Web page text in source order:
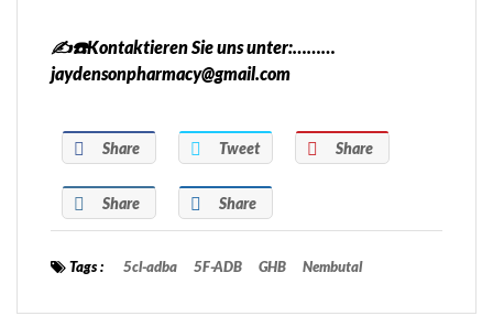
✍️☎️Kontaktieren Sie uns unter:………
jaydensonpharmacy@gmail.com
Share Tweet Share
Share Share
Tags : 5cl-adba 5F-ADB GHB Nembutal